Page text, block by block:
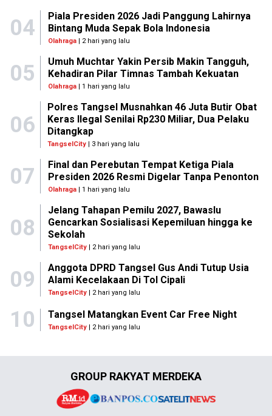
04
Piala Presiden 2026 Jadi Panggung Lahirnya
Bintang Muda Sepak Bola Indonesia
Olahraga| 2 hari yang lalu
05
Umuh Muchtar Yakin Persib Makin Tangguh,
Kehadiran Pilar Timnas Tambah Kekuatan
Olahraga| 1 hari yang lalu
06
Polres Tangsel Musnahkan 46 Juta Butir Obat
Keras Ilegal Senilai Rp230 Miliar, Dua Pelaku
Ditangkap
TangselCity | 3 hari yang lalu
07
Final dan Perebutan Tempat Ketiga Piala
Presiden 2026 Resmi Digelar Tanpa Penonton
Olahraga| 1 hari yang lalu
08
Jelang Tahapan Pemilu 2027, Bawaslu
Gencarkan Sosialisasi Kepemiluan hingga ke
Sekolah
TangselCity| 2 hari yang lalu
09
Anggota DPRD Tangsel Gus Andi Tutup Usia
Alami Kecelakaan Di Tol Cipali
TangselCity| 2 hari yang lalu
10 Tangsel Matangkan Event Car Free Night
TangselCity | 2 hari yang lalu
GROUP RAKYAT MERDEKA